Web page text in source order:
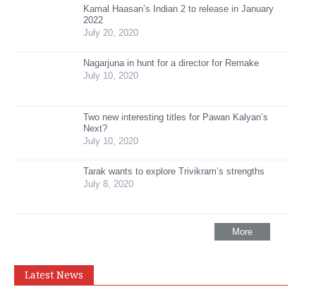
Kamal Haasan’s Indian 2 to release in January
2022
July 20, 2020
Nagarjuna in hunt for a director for Remake
July 10, 2020
Two new interesting titles for Pawan Kalyan’s
Next?
July 10, 2020
Tarak wants to explore Trivikram’s strengths
July 8, 2020
More
Latest News